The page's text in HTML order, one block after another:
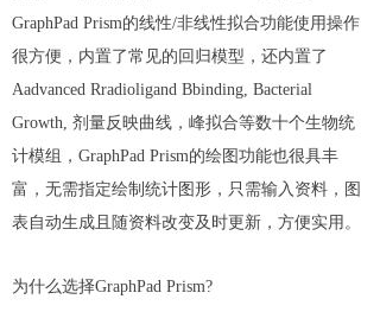
GraphPad Prism的线性/非线性拟合功能使用操作
很方便，内置了常见的回归模型，还内置了
Aadvanced Rradioligand Bbinding, Bacterial
Growth, 剂量反映曲线，峰拟合等数十个生物统
计模组，GraphPad Prism的绘图功能也很具丰
富，无需指定绘制统计图形，只需输入资料，图
表自动生成且随资料改变及时更新，方便实用。
为什么选择GraphPad Prism?